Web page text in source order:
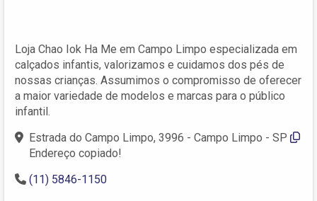
Loja Chao Iok Ha Me em Campo Limpo especializada em
calçados infantis, valorizamos e cuidamos dos pés de
nossas crianças. Assumimos o compromisso de oferecer
a maior variedade de modelos e marcas para o público
infantil.
Estrada do Campo Limpo, 3996 - Campo Limpo - SP
Endereço copiado!
(11) 5846-1150